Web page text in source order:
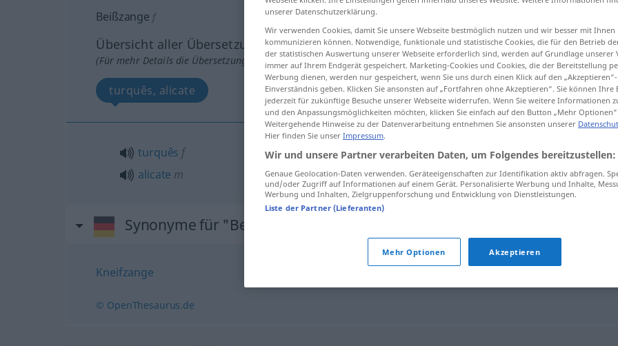
Beißzange f
Übersicht aller Übersetzungen
(Für mehr Details die Übersetzung anklicken/antippen)
turquês, alicate
turquês f
alicate m
Beißzange
Synonyme für "Beißzange"
Kneifzange
© OpenThesaurus.de
unserer Datenschutzerklärung.
Wir verwenden Cookies, damit Sie unsere Webseite bestmöglich nutzen und wir besser mit Ihnen
kommunizieren können. Notwendige, funktionale und statistische Cookies, die für den Betrieb
der statistischen Auswertung unserer Webseite erforderlich sind, werden auf Grundlage unserer
immer auf Ihrem Endgerät gespeichert. Marketing-Cookies und Cookies, die der Bereitstellung
Werbung dienen, werden nur gespeichert, wenn Sie uns durch einen Klick auf den
Einverständnis geben. Klicken Sie ansonsten auf „Fortfahren ohne Akzeptieren“. Sie können
jederzeit für zukünftige Besuche unserer Webseite widerrufen. Wenn Sie weitere Informationen
und den Anpassungsmöglichkeiten möchten, klicken Sie einfach auf den Button „Mehr
Weitergehende Hinweise zu der Datenverarbeitung entnehmen Sie ansonsten unserer
Hier finden Sie unser Impressum.
Wir und unsere Partner verarbeiten Daten, um Folgendes bereitzustellen:
Genaue Geolocation-Daten verwenden. Geräteeigenschaften zur Identifikation aktiv abfragen.
und/oder Zugriff auf Informationen auf einem Gerät. Personalisierte Werbung und Inhalte,
Werbung und Inhalten, Zielgruppenforschung und Entwicklung von Dienstleistungen.
Liste der Partner (Lieferanten)
Mehr Optionen Akzeptieren